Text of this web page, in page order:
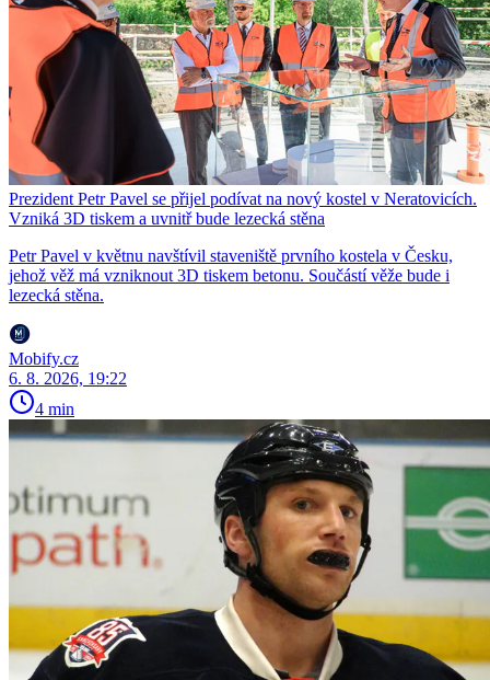
Prezident Petr Pavel se přijel podívat na nový kostel v Neratovicích.
Vzniká 3D tiskem a uvnitř bude lezecká stěna
Petr Pavel v květnu navštívil staveniště prvního kostela v Česku,
jehož věž má vzniknout 3D tiskem betonu. Součástí věže bude i
lezecká stěna.
Mobify.cz
6. 8. 2026, 19:22
4 min